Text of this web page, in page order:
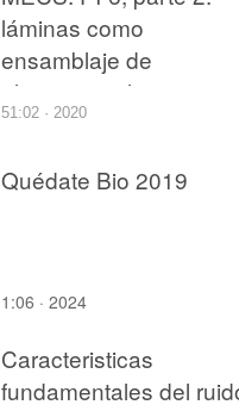
láminas como
ensamblaje de
elementos planos
51:02 · 2020
Quédate Bio 2019
1:06 · 2024
Caracteristicas
fundamentales del